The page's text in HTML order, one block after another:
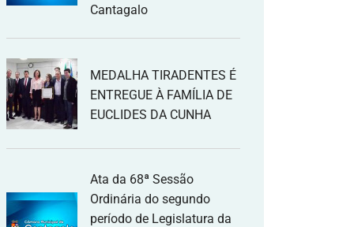
Cantagalo
MEDALHA TIRADENTES É
ENTREGUE À FAMÍLIA DE
EUCLIDES DA CUNHA
Ata da 68ª Sessão
Ordinária do segundo
período de Legislatura da